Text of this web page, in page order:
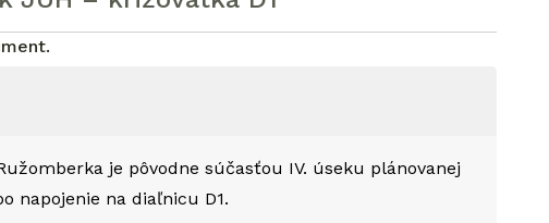
je pôvodne súčasťou IV. úseku plánovanej
napojenie na diaľnicu D1.